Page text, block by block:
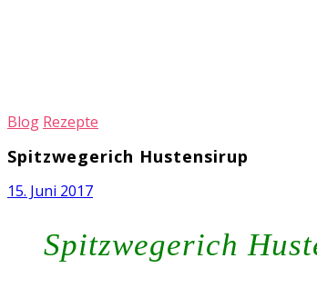
Blog Rezepte
Spitzwegerich Hustensirup
15. Juni 2017
Spitzwegerich